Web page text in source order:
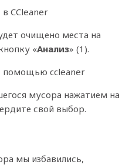
очищено места на
«Анализ» (1).
мусора нажатием на
свой выбор.
мы избавились,